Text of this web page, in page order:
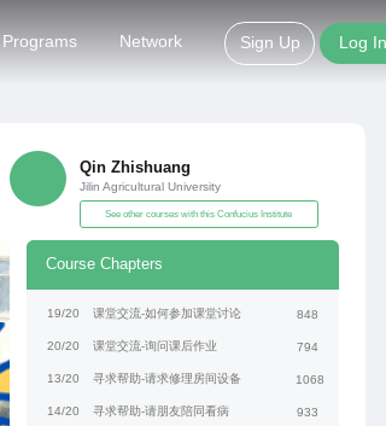
Network Sign Up Log In
Qin Zhishuang
Jilin Agricultural University
See other courses with this Confucius Institute
Course Chapters
19/20 课堂交流-如何参加课堂讨论 848
20/20 课堂交流-询问课后作业 794
13/20 寻求帮助-请求修理房间设备 1068
14/20 寻求帮助-请朋友陪同看病 933